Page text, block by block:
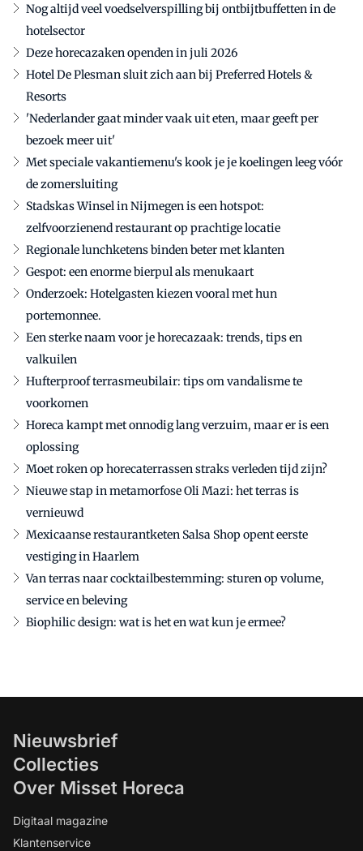
Nog altijd veel voedselverspilling bij ontbijtbuffetten in de
hotelsector
Deze horecazaken openden in juli 2026
Hotel De Plesman sluit zich aan bij Preferred Hotels &
Resorts
'Nederlander gaat minder vaak uit eten, maar geeft per
bezoek meer uit'
Met speciale vakantiemenu's kook je je koelingen leeg vóór
de zomersluiting
Stadskas Winsel in Nijmegen is een hotspot:
zelfvoorzienend restaurant op prachtige locatie
Regionale lunchketens binden beter met klanten
Gespot: een enorme bierpul als menukaart
Onderzoek: Hotelgasten kiezen vooral met hun
portemonnee.
Een sterke naam voor je horecazaak: trends, tips en
valkuilen
Hufterproof terrasmeubilair: tips om vandalisme te
voorkomen
Horeca kampt met onnodig lang verzuim, maar er is een
oplossing
Moet roken op horecaterrassen straks verleden tijd zijn?
Nieuwe stap in metamorfose Oli Mazi: het terras is
vernieuwd
Mexicaanse restaurantketen Salsa Shop opent eerste
vestiging in Haarlem
Van terras naar cocktailbestemming: sturen op volume,
service en beleving
Biophilic design: wat is het en wat kun je ermee?
Nieuwsbrief
Collecties
Over Misset Horeca
Digitaal magazine
Klantenservice